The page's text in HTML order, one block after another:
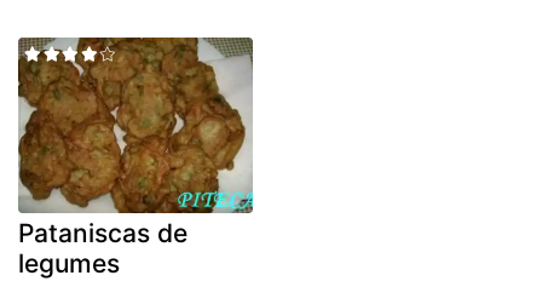
Pataniscas de
legumes